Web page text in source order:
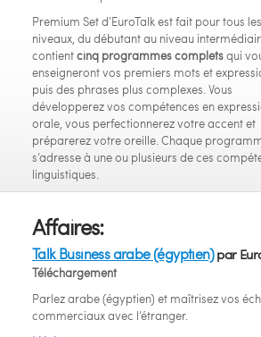
Premium Set d’EuroTalk est fait pour tous les
niveaux, du débutant au niveau
contientcinq programmes completsqui
enseigneront vos premiers mots et
puis des phrases plus complexes. Vous
développerez vos compétences en
orale, vous perfectionnerez votre accent et
préparerez votre oreille. Chaque
s’adresse à une ou plusieurs de ces
linguistiques.
Affaires:
Talk Business arabe (égyptien)par
Téléchargement
Parlez arabe (égyptien) et maîtrisez vos
commerciaux avec l’étranger.